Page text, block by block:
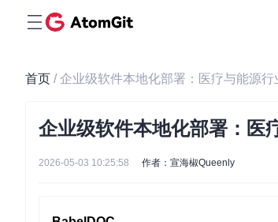
首页 / 企业级软件本地化部署：医疗与能源
企业级软件本地化部署：医
2026-05-03 10:25:58 作者：宣海椒Queenly